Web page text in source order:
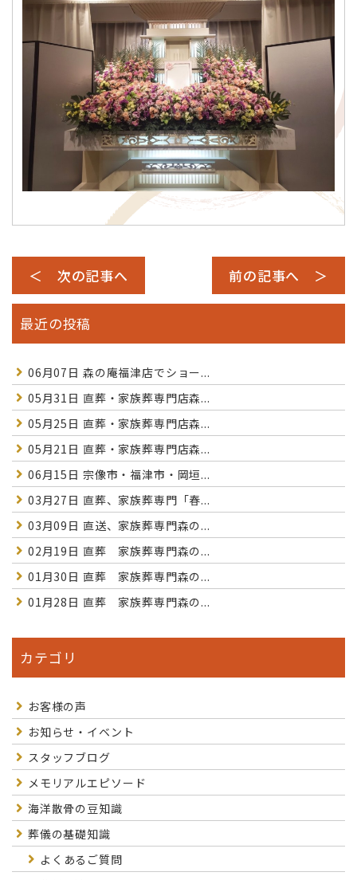
＜ 次の記事へ 前の記事へ ＞
最近の投稿
06月07日 森の庵福津店でショー...
05月31日 直葬・家族葬専門店森...
05月25日 直葬・家族葬専門店森...
05月21日 直葬・家族葬専門店森...
06月15日 宗像市・福津市・岡垣...
03月27日 直葬、家族葬専門「春...
03月09日 直送、家族葬専門森の...
02月19日 直葬 家族葬専門森の...
01月30日 直葬 家族葬専門森の...
01月28日 直葬 家族葬専門森の...
カテゴリ
お客様の声
お知らせ・イベント
スタッフブログ
メモリアルエピソード
海洋散骨の豆知識
葬儀の基礎知識
よくあるご質問